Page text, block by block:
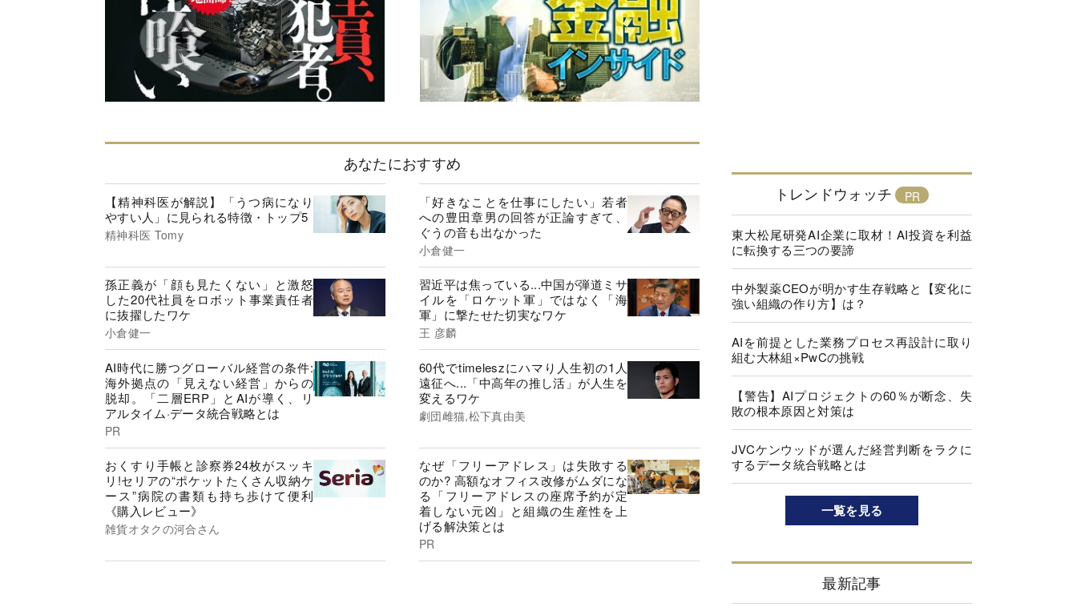
あなたにおすすめ
【精神科医が解説】「うつ病になり
やすい人」に見られる特徴・トップ5
精神科医 Tomy
「好きなことを仕事にしたい」若者
への豊田章男の回答が正論すぎて、
ぐうの音も出なかった
小倉健一
孫正義が「顔も見たくない」と激怒
した20代社員をロボット事業責任者
に抜擢したワケ
小倉健一
習近平は焦っている...中国が弾道ミサ
イルを「ロケット軍」ではなく「海
軍」に撃たせた切実なワケ
王 彦麟
AI時代に勝つグローバル経営の条件:
海外拠点の「見えない経営」からの
脱却。「二層ERP」とAIが導く、リ
アルタイム·データ統合戦略とは
PR
60代でtimeleszにハマり人生初の1人
遠征へ...「中高年の推し活」が人生を
変えるワケ
劇団雌猫,松下真由美
おくすり手帳と診察券24枚がスッキ
リ!セリアの“ポケットたくさん収納ケ
ース”病院の書類も持ち歩けて便利
《購入レビュー》
雑貨オタクの河合さん
なぜ「フリーアドレス」は失敗する
のか? 高額なオフィス改修がムダにな
る「フリーアドレスの座席予約が定
着しない元凶」と組織の生産性を上
げる解決策とは
PR
トレンドウォッチ
東大松尾研発AI企業に取材！AI投資を利益
に転換する三つの要諦
中外製薬CEOが明かす生存戦略と【変化に
強い組織の作り方】は？
AIを前提とした業務プロセス再設計に取り
組む大林組×PwCの挑戦
【警告】AIプロジェクトの60％が断念、失
敗の根本原因と対策は
JVCケンウッドが選んだ経営判断をラクに
するデータ統合戦略とは
一覧を見る
最新記事